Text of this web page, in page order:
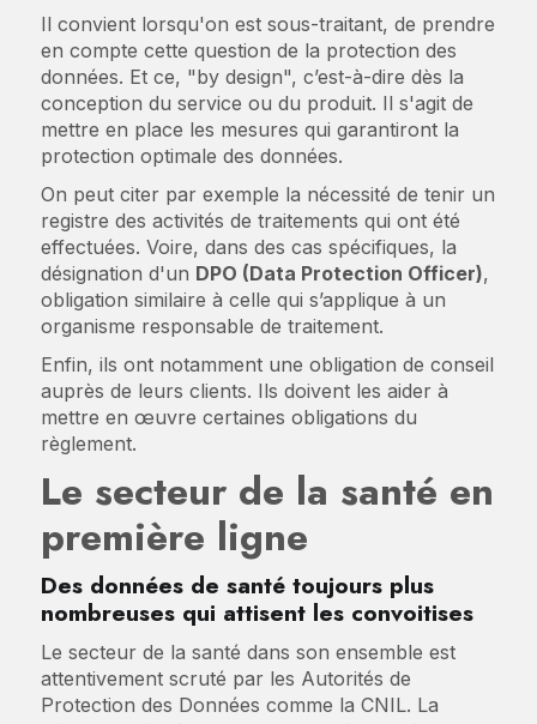
Il convient lorsqu'on est sous-traitant, de prendre
en compte cette question de la protection des
données. Et ce, "by design", c’est-à-dire dès la
conception du service ou du produit. Il s'agit de
mettre en place les mesures qui garantiront la
protection optimale des données.
On peut citer par exemple la nécessité de tenir un
registre des activités de traitements qui ont été
effectuées. Voire, dans des cas spécifiques, la
désignation d'un DPO (Data Protection Officer),
obligation similaire à celle qui s’applique à un
organisme responsable de traitement.
Enfin, ils ont notamment une obligation de conseil
auprès de leurs clients. Ils doivent les aider à
mettre en œuvre certaines obligations du
règlement.
Le secteur de la santé en
première ligne
Des données de santé toujours plus
nombreuses qui attisent les convoitises
Le secteur de la santé dans son ensemble est
attentivement scruté par les Autorités de
Protection des Données comme la CNIL. La